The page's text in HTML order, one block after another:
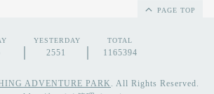
PAGE TOP
YESTERDAY
2551
TOTAL
1165394
ADVENTURE PARK
. All Rights Reserved.